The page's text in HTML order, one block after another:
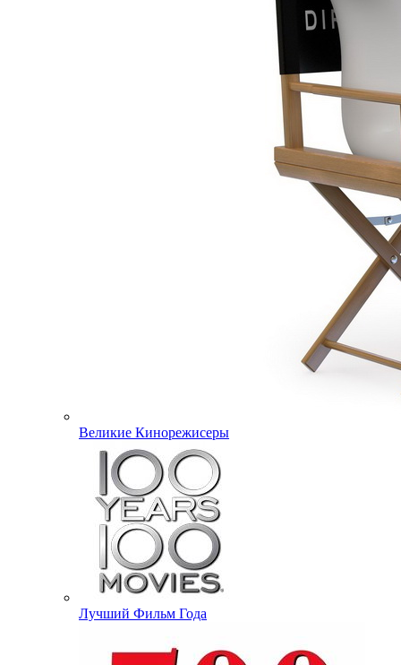
Великие Кинорежисеры
Лучший Фильм Года